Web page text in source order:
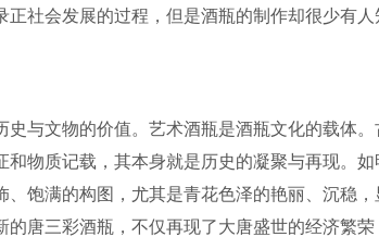
正社会发展的过程，但是酒瓶的制作却很少有
史与文物的价值。艺术酒瓶是酒瓶文化的载体
和物质记载，其本身就是历史的凝聚与再现。
、饱满的构图，尤其是青花色泽的艳丽、沉稳
的唐三彩酒瓶，不仅再现了大唐盛世的经济繁